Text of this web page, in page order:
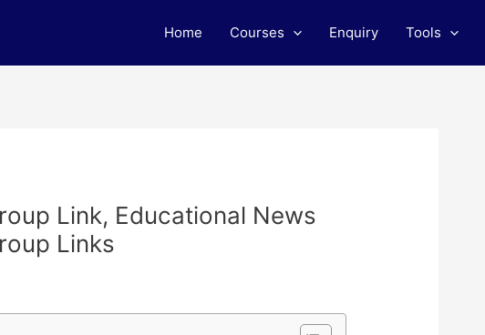
Home Courses Enquiry Tools
Link, Educational News
Links